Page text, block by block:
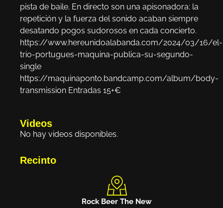
pista de baile. En directo son una apisonadora: la
repetición y la fuerza del sonido acaban siempre
desatando pogos sudorosos en cada concierto.
https://www.hereunidoalabanda.com/2024/03/16/el-
trio-portugues-maquina-publica-su-segundo-
single
https://maquinaponto.bandcamp.com/album/body-
transmission Entradas 15+€
Videos
No hay videos disponibles.
Recinto
Rock Beer The New